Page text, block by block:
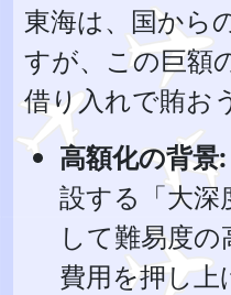
東海は、国から
すが、この巨額
借り入れで賄お
高額化の背景:
設する「大深
して難易度
費用を押し上